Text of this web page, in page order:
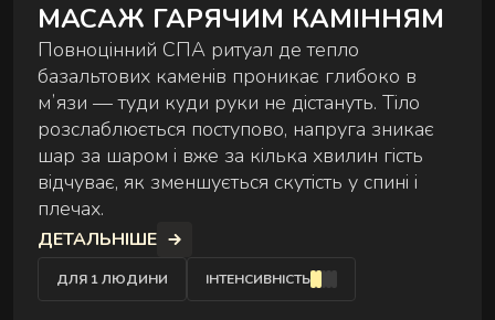
МАСАЖ ГАРЯЧИМ КАМІННЯМ
Повноцінний СПА ритуал де тепло
базальтових каменів проникає глибоко в
мʼязи — туди куди руки не дістануть. Тіло
розслаблюється поступово, напруга зникає
шар за шаром і вже за кілька хвилин гість
відчуває, як зменшується скутість у спині і
плечах.
ДЕТАЛЬНІШЕ
ДЛЯ 1 ЛЮДИНИ ІНТЕНСИВНІСТЬ
РИТУАЛИ ДЛЯ ОБЛИЧЧЯ
Ручні техніки, що знімають набряки,
розслаблюють затиснуті м'язи й повертають
обличчю чіткий контур - без ін'єкцій і препаратів.